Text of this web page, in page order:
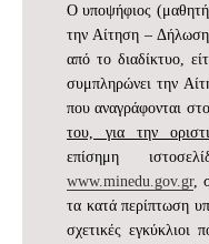
Ο υποψήφιος
την Αίτηση – Δήλωση
από το διαδίκτυο,
συμπληρώνει την
που αναγράφονται
του, για την
επίσημη
www.minedu.gov.gr,
τα κατά περίπτωση
σχετικές εγκύκλιοι